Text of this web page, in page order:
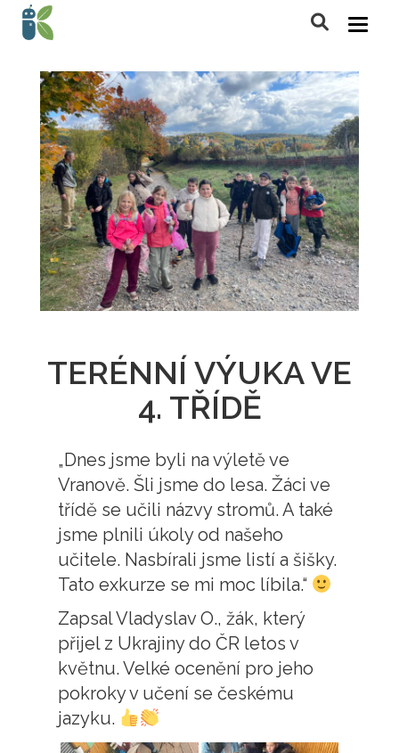
TERÉNNÍ VÝUKA VE
4. TŘÍDĚ
„Dnes jsme byli na výletě ve
Vranově. Šli jsme do lesa. Žáci ve
třídě se učili názvy stromů. A také
jsme plnili úkoly od našeho
učitele. Nasbírali jsme listí a šišky.
Tato exkurze se mi moc líbila.“
Zapsal Vladyslav O., žák, který
přijel z Ukrajiny do ČR letos v
květnu. Velké ocenění pro jeho
pokroky v učení se českému
jazyku.